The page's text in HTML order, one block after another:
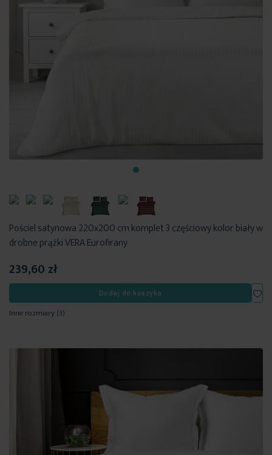
Pościel satynowa 220x200 cm komplet 3 częściowy kolor biały w
drobne prążki VERA Eurofirany
239,60 zł
Dodaj do koszyka
Inne rozmiary(3)